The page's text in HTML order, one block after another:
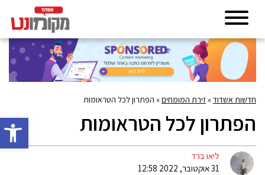
פתח
חדשות אשדוד» זירת המומחים» הפתרון לכל הטראומות
הפתרון לכל הטראומות
ליאו ברד
31 אוקטובר, 2022 12:58